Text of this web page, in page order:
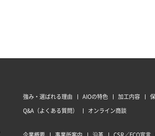
強み・選ばれる理由 AIOの特色 加工内容
Q&A（よくある質問）
オンライン商談
企業概要 事業所案内 沿革 CSR／ECO宣言